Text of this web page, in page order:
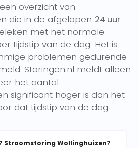
overzicht van
die in de afgelopen 24 uur
met het normale
tijdstip van de dag. Het is
problemen gedurende
Storingen.nl meldt alleen
het aantal
significant hoger is dan het
dat tijdstip van de dag.
Stroomstoring Wollinghuizen?